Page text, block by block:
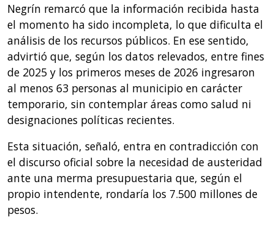
Negrín remarcó que la información recibida hasta
el momento ha sido incompleta, lo que dificulta el
análisis de los recursos públicos. En ese sentido,
advirtió que, según los datos relevados, entre fines
de 2025 y los primeros meses de 2026 ingresaron
al menos 63 personas al municipio en carácter
temporario, sin contemplar áreas como salud ni
designaciones políticas recientes.
Esta situación, señaló, entra en contradicción con
el discurso oficial sobre la necesidad de austeridad
ante una merma presupuestaria que, según el
propio intendente, rondaría los 7.500 millones de
pesos.